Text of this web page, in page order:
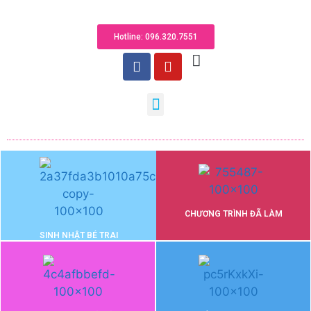
Hotline: 096.320.755​1
SINH NHẬT BÉ TRAI
CHƯƠNG TRÌNH ĐÃ LÀM